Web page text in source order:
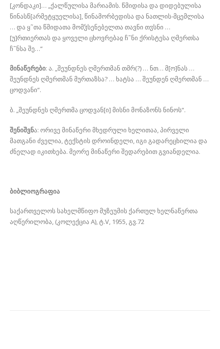
[კონდაკი]… „ქალწულისა მარიამის. წმიდისა და დიდებულისა
წინასწ[არმეტყუელისა], წინამორბედისა და ნათლის-მცემლისა
… და ყ˜თა წმიდათა მომჴსენებელთა თავნი თჳსნი …
[უ]რთიერთას და ყოველი ცხოვრებაჲ ჩ˜ნი ქრისტესა ღმერთსა
ჩ˜ნსა შე…“
მინაწერები: ა. „შეუნდნეს ღმერთმან თმრ(?) … ნთ… მ[ო]ნას …
შეუნდნეს ღმერთმან მურთაზსა? … ხატსა … შეუნდენ ღმერთმან …
ცოდვანი“.
ბ. „შეუნდნეს ღმერთმა ცოდვან[ი] მისნი მონაზონს ნინოს“.
შენიშვნა: ორივე მინაწერი მხედრული ხელითაა, პირველი
მათგანი ძველია, ტექსტის დროინდელი, იგი გადარეცხილია და
ძნელად იკითხება. მეორე მინაწერი შედარებით გვიანდელია.
ბიბლიოგრაფია
საქართველოს სახელმწიფო მუზეუმის ქართულ ხელნაწერთა
აღწერილობა, (კოლექცია A), ტ.V, 1955, გვ.72